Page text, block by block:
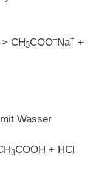
CH3COO–Na+ +
Wasser
3COOH + HCl